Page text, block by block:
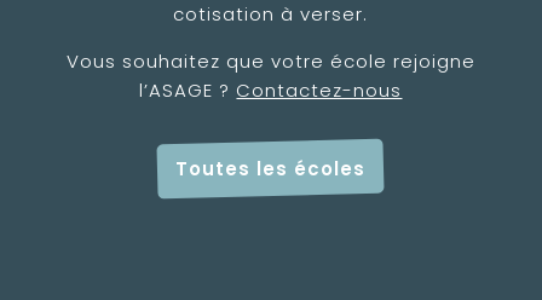
cotisation à verser.
Vous souhaitez que votre école rejoigne
l’ASAGE ? Contactez-nous
Toutes les écoles